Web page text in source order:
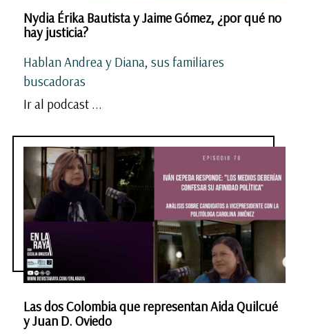
Nydia Érika Bautista y Jaime Gómez, ¿por qué no
hay justicia?
Hablan Andrea y Diana, sus familiares
buscadoras
Ir al podcast ...
Las dos Colombia que representan Aida Quilcué
y Juan D. Oviedo